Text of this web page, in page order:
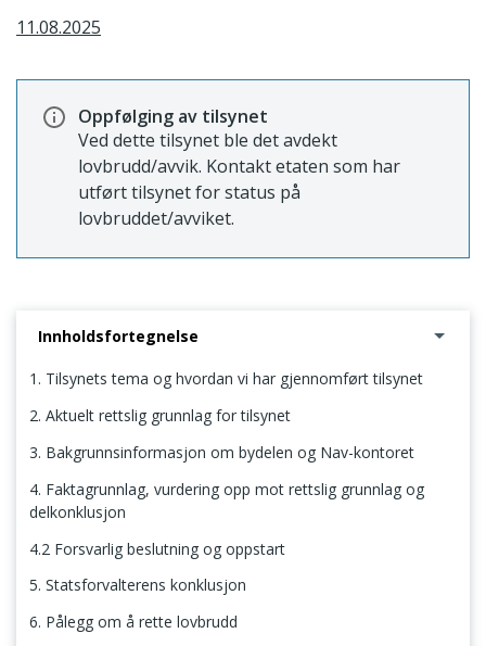
11.08.2025
Oppfølging av tilsynet
Ved dette tilsynet ble det avdekt
lovbrudd/avvik. Kontakt etaten som har
utført tilsynet for status på
lovbruddet/avviket.
Innholdsfortegnelse
1. Tilsynets tema og hvordan vi har gjennomført tilsynet
2. Aktuelt rettslig grunnlag for tilsynet
3. Bakgrunnsinformasjon om bydelen og Nav-kontoret
4. Faktagrunnlag, vurdering opp mot rettslig grunnlag og
delkonklusjon
4.2 Forsvarlig beslutning og oppstart
5. Statsforvalterens konklusjon
6. Pålegg om å rette lovbrudd